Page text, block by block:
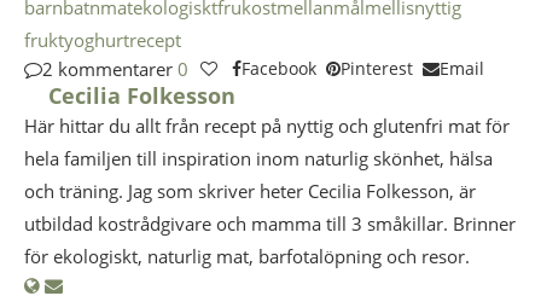
barnbatnmatekologisktfrukostmellanmålmellisnyttig
fruktyoghurtrecept
2 kommentarer 0 Facebook Pinterest Email
Cecilia Folkesson
Här hittar du allt från recept på nyttig och glutenfri mat för
hela familjen till inspiration inom naturlig skönhet, hälsa
och träning. Jag som skriver heter Cecilia Folkesson, är
utbildad kostrådgivare och mamma till 3 småkillar. Brinner
för ekologiskt, naturlig mat, barfotalöpning och resor.